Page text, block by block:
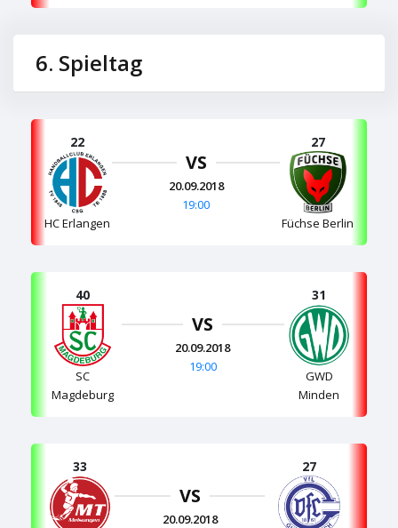
6. Spieltag
22
HC Erlangen
VS
20.09.2018
19:00
27
Füchse Berlin
40
SC
Magdeburg
VS
20.09.2018
19:00
31
GWD
Minden
33
VS
20.09.2018
27